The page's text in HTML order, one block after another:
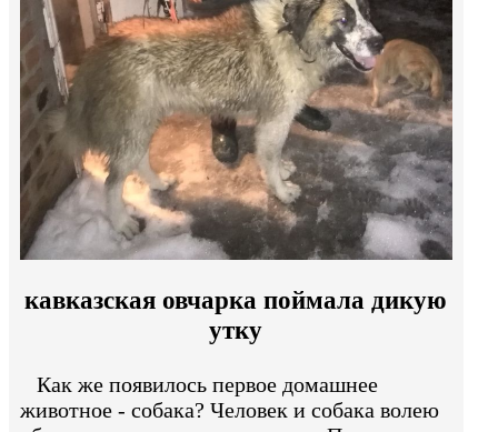
кавказская овчарка поймала дикую
утку
Как же появилось первое домашнее
животное - собака? Человек и собака волею